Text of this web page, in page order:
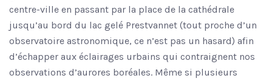
centre-ville en passant par la place de la cathédrale
jusqu’au bord du lac gelé Prestvannet (tout proche d’un
observatoire astronomique, ce n’est pas un hasard) afin
d’échapper aux éclairages urbains qui contraignent nos
observations d’aurores boréales. Même si plusieurs